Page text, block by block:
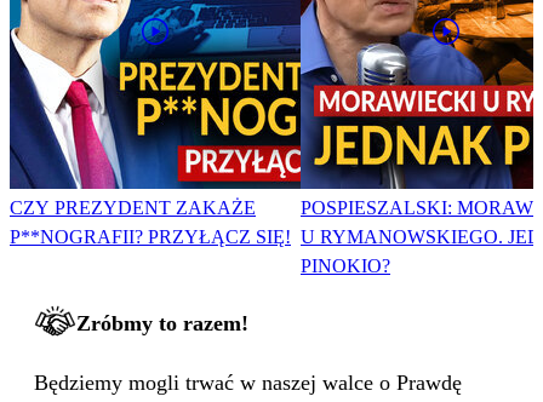
CZY PREZYDENT ZAKAŻE
P**NOGRAFII? PRZYŁĄCZ SIĘ!
POSPIESZALSKI:
U RYMANOWSKIEGO.
PINOKIO?
Zróbmy to razem!
Będziemy mogli trwać w naszej walce o Prawdę